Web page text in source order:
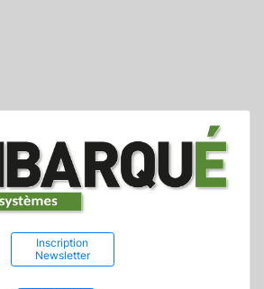
Inscription
Newsletter